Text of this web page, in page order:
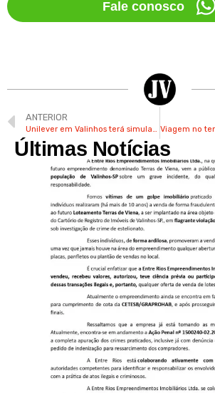
Fale conosco
ANTERIOR
Unilever em Valinhos terá simulado preventivo contra acidentes com insumos químicos
Últimas Notícias